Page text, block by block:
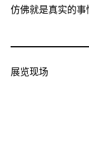
仿佛就是真实的事
展览现场